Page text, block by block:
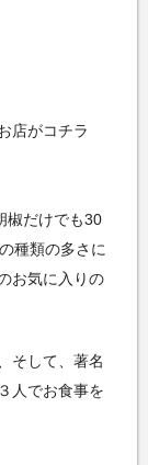
店がコチラ
椒だけでも30
種類の多さに
お気に入りの
そして、著名
人でお食事を